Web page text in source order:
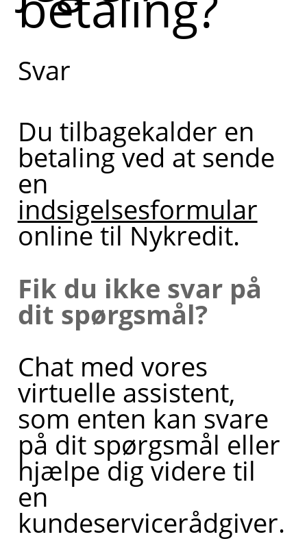
Svar
Du tilbagekalder en
betaling ved at sende
en
indsigelsesformular
online til Nykredit.
Fik du ikke svar på
dit spørgsmål?
Chat med vores
virtuelle assistent,
som enten kan svare
på dit spørgsmål eller
hjælpe dig videre til
en
kundeservicerådgiver.
tilbagekalder
Kan du
mere om,
hvad du har
brug for
hjælp til?